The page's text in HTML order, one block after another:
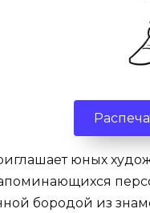
юных
бородой из